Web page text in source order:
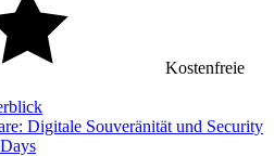
Kostenfreie
Digitale Souveränität und Security